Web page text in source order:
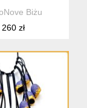
Biżu
260 zł